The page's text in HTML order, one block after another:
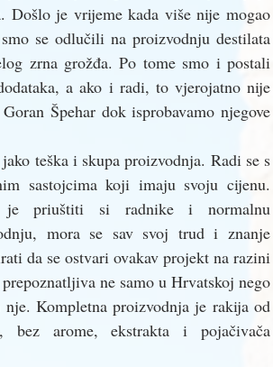
Došlo je vrijeme kada više nije mogao
se odlučili na proizvodnju destilata
zrna grožđa. Po tome smo i postali
a ako i radi, to vjerojatno nije
Špehar dok isprobavamo njegove
teška i skupa proizvodnja. Radi se s
sastojcima koji imaju svoju cijenu.
je priuštiti si radnike i normalnu
mora se sav svoj trud i znanje
da se ostvari ovakav projekt na razini
ne samo u Hrvatskoj nego
Kompletna proizvodnja je rakija od
bez arome, ekstrakta i pojačivača